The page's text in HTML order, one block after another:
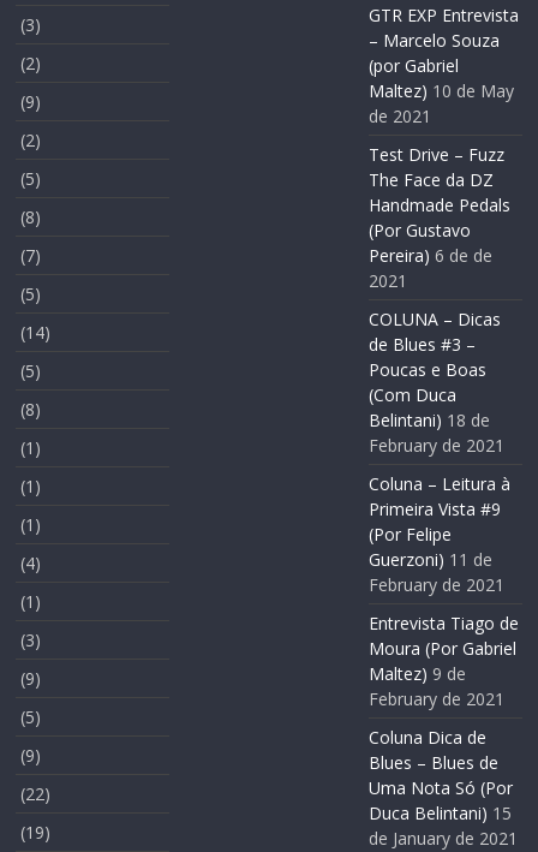
(3)
(2)
(9)
(2)
(5)
(8)
(7)
(5)
(14)
(5)
(8)
(1)
(1)
(1)
(4)
(1)
(3)
(9)
(5)
(9)
(22)
(19)
GTR EXP Entrevista
– Marcelo Souza
(por Gabriel
Maltez) 10 de May
de 2021
Test Drive – Fuzz
The Face da DZ
Handmade Pedals
(Por Gustavo
Pereira) 6 de de
2021
COLUNA – Dicas
de Blues #3 –
Poucas e Boas
(Com Duca
Belintani) 18 de
February de 2021
Coluna – Leitura à
Primeira Vista #9
(Por Felipe
Guerzoni) 11 de
February de 2021
Entrevista Tiago de
Moura (Por Gabriel
Maltez) 9 de
February de 2021
Coluna Dica de
Blues – Blues de
Uma Nota Só (Por
Duca Belintani) 15
de January de 2021